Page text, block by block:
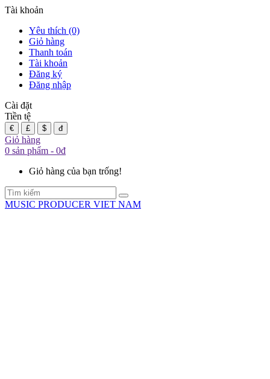
Tài khoản
Yêu thích (0)
Giỏ hàng
Thanh toán
Tài khoản
Đăng ký
Đăng nhập
Cài đặt
Tiền tệ
€ £ $ đ
Giỏ hàng
0 sản phẩm - 0đ
Giỏ hàng của bạn trống!
MUSIC PRODUCER VIET NAM